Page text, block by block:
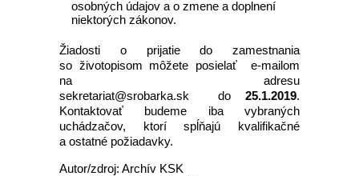
osobných údajov a o zmene a doplnení
niektorých zákonov.
Žiadosti o prijatie do zamestnania
so životopisom môžete posielať e-mailom
na adresu
sekretariat@srobarka.sk do 25.1.2019.
Kontaktovať budeme iba vybraných
uchádzačov, ktorí spĺňajú kvalifikačné
a ostatné požiadavky.
Autor/zdroj: Archív KSK